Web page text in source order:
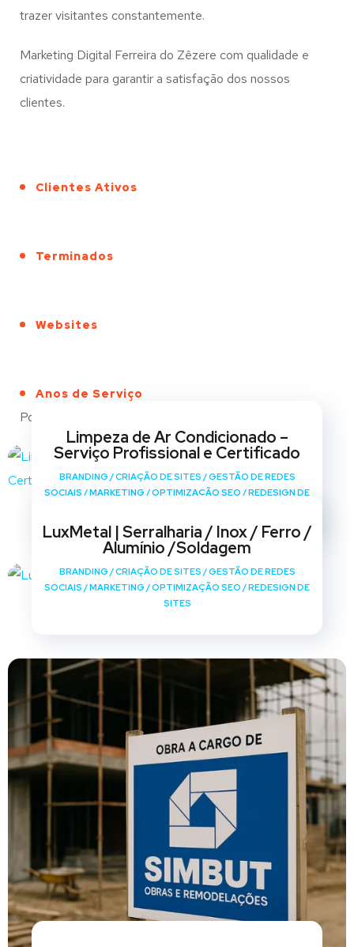
trazer visitantes constantemente.
Marketing Digital Ferreira do Zêzere com qualidade e
criatividade para garantir a satisfação dos nossos
clientes.
Clientes Ativos
Terminados
Websites
Anos de Serviço
Portfólio
Limpeza de Ar Condicionado –
Serviço Profissional e Certificado
BRANDING /CRIAÇÃO DE SITES /GESTÃO DE REDES
SOCIAIS /MARKETING /OPTIMIZAÇÃO SEO /REDESIGN DE
LuxMetal | Serralharia / Inox / Ferro /
Alumínio /Soldagem
BRANDING /CRIAÇÃO DE SITES /GESTÃO DE REDES
SOCIAIS /MARKETING /OPTIMIZAÇÃO SEO /REDESIGN DE
SITES